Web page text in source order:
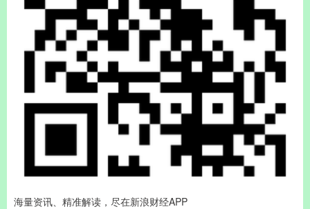
海量资讯、精准解读，尽在新浪财经APP